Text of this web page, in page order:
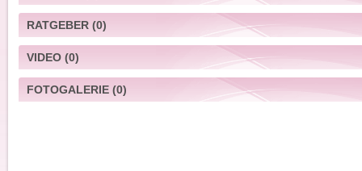
RATGEBER(0)
VIDEO(0)
FOTOGALERIE(0)